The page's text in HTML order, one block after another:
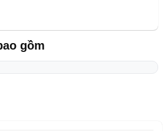
gồm